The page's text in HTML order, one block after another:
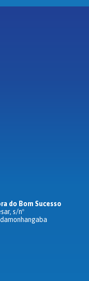
do Bom Sucesso
s/nº